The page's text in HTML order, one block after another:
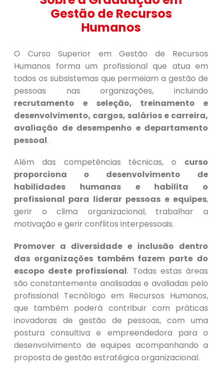
Gestão de Recursos
Humanos
O Curso Superior em Gestão de Recursos
Humanos forma um profissional que atua em
todos os subsistemas que permeiam a gestão de
pessoas nas organizações, incluindo
recrutamento e seleção, treinamento e
desenvolvimento, cargos, salários e carreira,
avaliação de desempenho e departamento
pessoal.
Além das competências técnicas, o curso
proporciona o desenvolvimento de
habilidades humanas e habilita o
profissional para liderar pessoas e equipes,
gerir o clima organizacional, trabalhar a
motivação e gerir conflitos interpessoais.
Promover a diversidade e inclusão dentro
das organizações também fazem parte do
escopo deste profissional. Todas estas áreas
são constantemente analisadas e avaliadas pelo
profissional Tecnólogo em Recursos Humanos,
que também poderá contribuir com práticas
inovadoras de gestão de pessoas, com uma
postura consultiva e empreendedora para o
desenvolvimento de equipes acompanhando a
proposta de gestão estratégica organizacional.